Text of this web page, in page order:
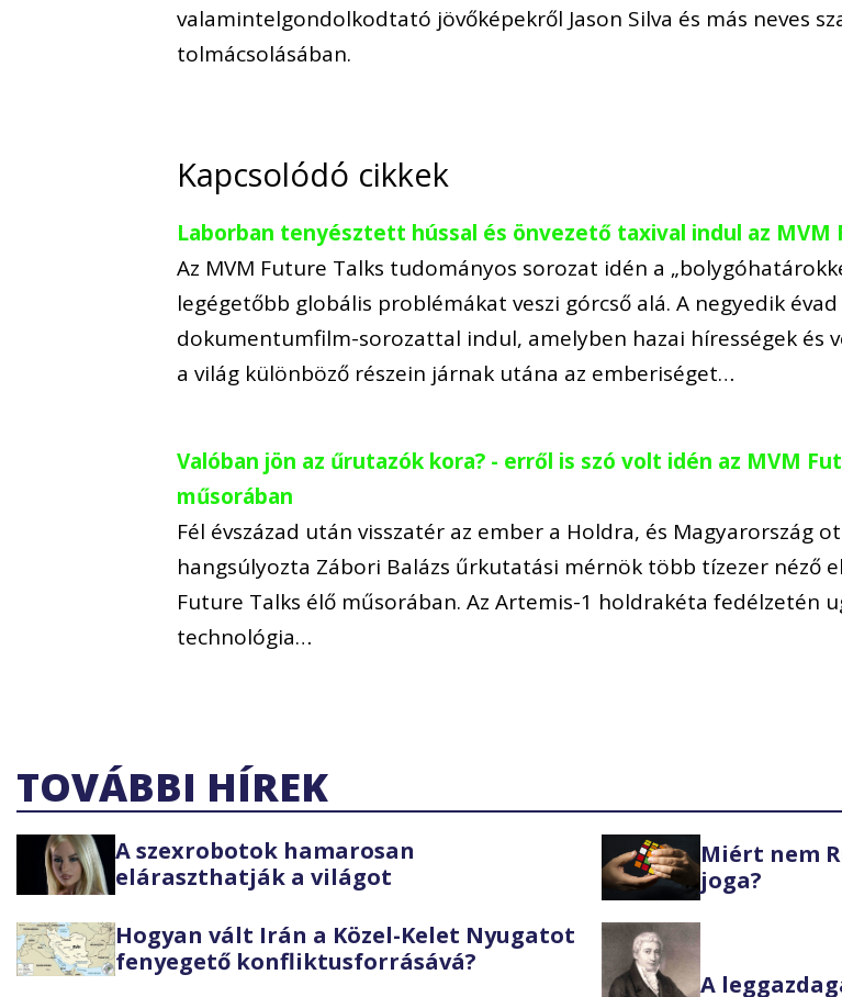
valamintelgondolkodtató jövőképekről Jason Silva és más neves
tolmácsolásában.
Kapcsolódó cikkek
Laborban tenyésztett hússal és önvezető taxival indul az MVM
Az MVM Future Talks tudományos sorozat idén a
legégetőbb globális problémákat veszi górcső alá. A negyedik
dokumentumfilm-sorozattal indul, amelyben hazai hírességek és
a világ különböző részein járnak utána az emberiséget…
Valóban jön az űrutazók kora? - erről is szó volt idén az MVM
műsorában
Fél évszázad után visszatér az ember a Holdra, és Magyarország
hangsúlyozta Zábori Balázs űrkutatási mérnök több tízezer néző
Future Talks élő műsorában. Az Artemis-1 holdrakéta fedélzetén
technológia…
TOVÁBBI HÍREK
A szexrobotok hamarosan
eláraszthatják a világot
Miért nem
joga?
Hogyan vált Irán a Közel-Kelet Nyugatot
fenyegető konfliktusforrásává?
A